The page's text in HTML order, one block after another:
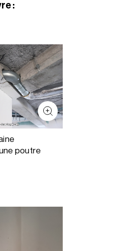
:
poutre